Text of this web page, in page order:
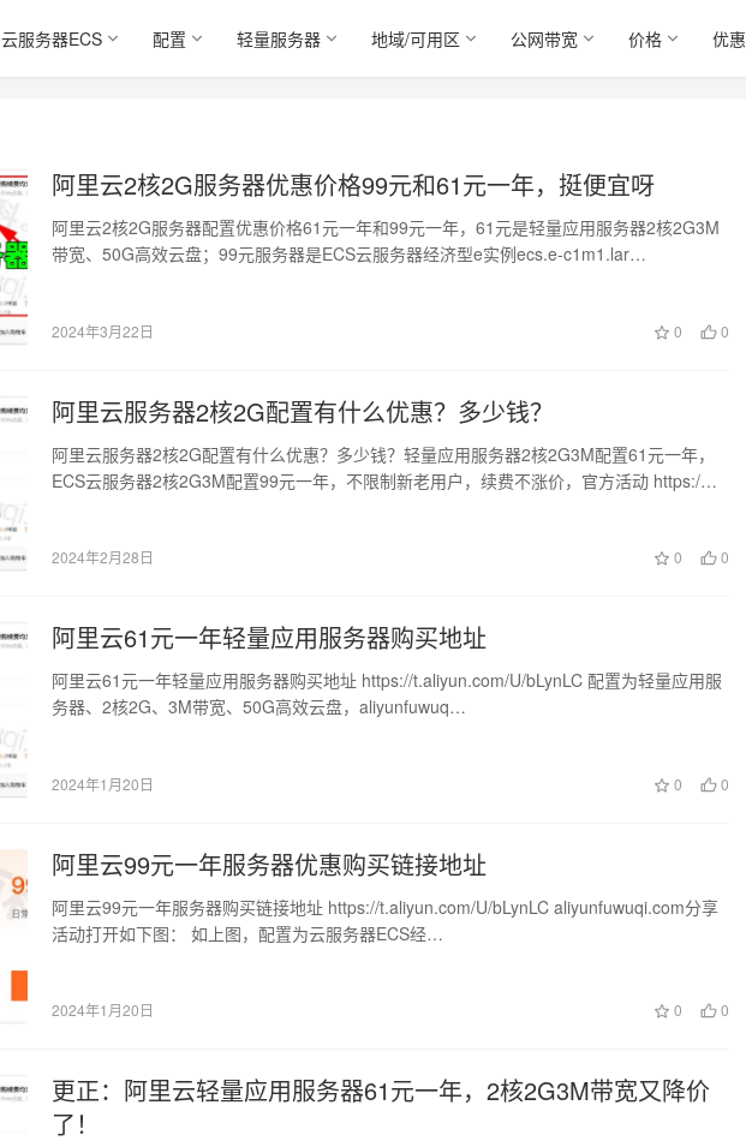
云服务器ECS 配置 轻量服务器 地域/可用区 公网带宽 价格 优惠
阿里云2核2G服务器优惠价格99元和61元一年，挺便宜呀
阿里云2核2G服务器配置优惠价格61元一年和99元一年，61元是轻量应用服务器2核2G3M
带宽、50G高效云盘；99元服务器是ECS云服务器经济型e实例ecs.e-c1m1.lar…
2024年3月22日 0 0
阿里云服务器2核2G配置有什么优惠？多少钱？
阿里云服务器2核2G配置有什么优惠？多少钱？轻量应用服务器2核2G3M配置61元一年，
ECS云服务器2核2G3M配置99元一年，不限制新老用户，续费不涨价，官方活动 https:/…
2024年2月28日 0 0
阿里云61元一年轻量应用服务器购买地址
阿里云61元一年轻量应用服务器购买地址 https://t.aliyun.com/U/bLynLC 配置为轻量应用服
务器、2核2G、3M带宽、50G高效云盘，aliyunfuwuq…
2024年1月20日 0 0
阿里云99元一年服务器优惠购买链接地址
阿里云99元一年服务器购买链接地址 https://t.aliyun.com/U/bLynLC aliyunfuwuqi.com分享
活动打开如下图： 如上图，配置为云服务器ECS经…
2024年1月20日 0 0
更正：阿里云轻量应用服务器61元一年，2核2G3M带宽又降价
了！